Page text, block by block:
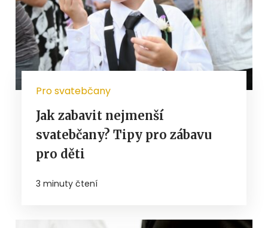
Pro svatebčany
Jak zabavit nejmenší
svatebčany? Tipy pro zábavu
pro děti
3 minuty čtení